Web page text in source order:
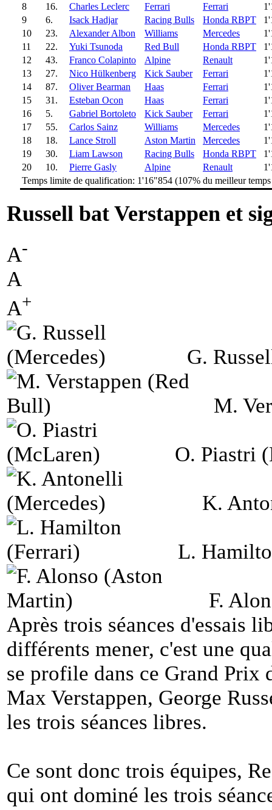
8
16. Charles Leclerc Ferrari Ferrari
9
6. Isack Hadjar Racing Bulls Honda RBPT
10
23. Alexander Albon Williams Mercedes
11
22. Yuki Tsunoda Red Bull Honda RBPT
12
43. Franco Colapinto Alpine Renault
13
27. Nico Hülkenberg Kick Sauber Ferrari
14
87. Oliver Bearman Haas Ferrari
15
31. Esteban Ocon Haas Ferrari
16
5. Gabriel Bortoleto Kick Sauber Ferrari
17
55. Carlos Sainz Williams Mercedes
18
18. Lance Stroll Aston Martin Mercedes
19
30. Liam Lawson Racing Bulls Honda RBPT
20
10. Pierre Gasly Alpine Renault
Temps limite de qualification: 1'16"854 (107% du meilleur
Russell bat Verstappen et
A-
A
A+
G.
M.
O. Piastri
K.
L.
F.
Après trois séances d'essais
différents mener, c'est une
se profile dans ce Grand Prix
Max Verstappen, George
les trois séances libres.
Ce sont donc trois équipes,
qui ont dominé les trois